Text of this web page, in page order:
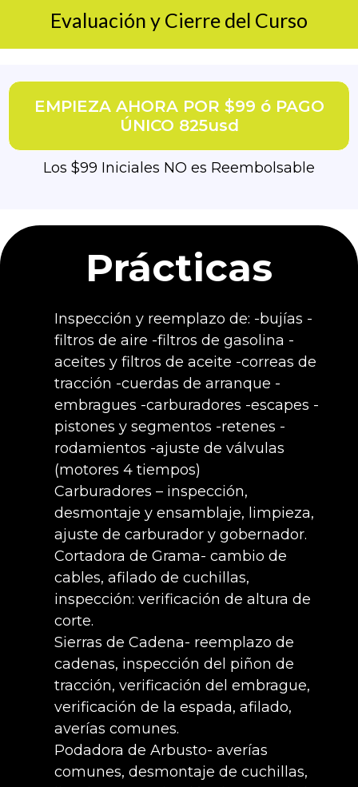
Evaluación y Cierre del Curso
EMPIEZA AHORA POR $99 ó PAGO
ÚNICO 825usd
Los $99 Iniciales NO es Reembolsable
Prácticas
Inspección y reemplazo de: -bujías -
filtros de aire -filtros de gasolina -
aceites y filtros de aceite -correas de
tracción -cuerdas de arranque -
embragues -carburadores -escapes -
pistones y segmentos -retenes -
rodamientos -ajuste de válvulas
(motores 4 tiempos)
Carburadores – inspección,
desmontaje y ensamblaje, limpieza,
ajuste de carburador y gobernador.
Cortadora de Grama- cambio de
cables, afilado de cuchillas,
inspección: verificación de altura de
corte.
Sierras de Cadena- reemplazo de
cadenas, inspección del piñon de
tracción, verificación del embrague,
verificación de la espada, afilado,
averías comunes.
Podadora de Arbusto- averías
comunes, desmontaje de cuchillas,